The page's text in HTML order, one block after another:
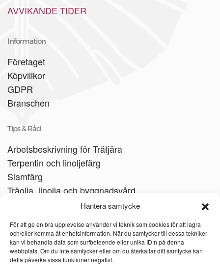
Hantera samtycke
För att ge en bra upplevelse använder vi teknik som cookies för att lagra
och/eller komma åt enhetsinformation. När du samtycker till dessa tekniker
kan vi behandla data som surfbeteende eller unika ID:n på denna
webbplats. Om du inte samtycker eller om du återkallar ditt samtycke kan
detta påverka vissa funktioner negativt.
AVVIKANDE TIDER
Information
Företaget
Köpvillkor
GDPR
Branschen
Tips & Råd
Arbetsbeskrivning för Trätjära
Terpentin och linoljefärg
Slamfärg
Träolja, linolja och byggnadsvård